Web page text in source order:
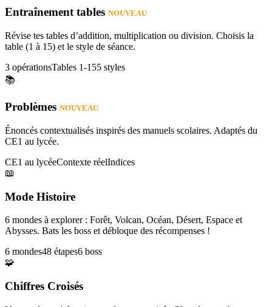
Entraînement tables NOUVEAU
Révise tes tables d’addition, multiplication ou division. Choisis la
table (1 à 15) et le style de séance.
3 opérationsTables 1-155 styles
📚
Problèmes NOUVEAU
Énoncés contextualisés inspirés des manuels scolaires. Adaptés du
CE1 au lycée.
CE1 au lycéeContexte réelIndices
📖
Mode Histoire
6 mondes à explorer : Forêt, Volcan, Océan, Désert, Espace et
Abysses. Bats les boss et débloque des récompenses !
6 mondes48 étapes6 boss
🧩
Chiffres Croisés